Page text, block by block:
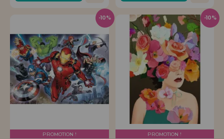
PROMOTION !
-10%
PROMOTION !
-10%